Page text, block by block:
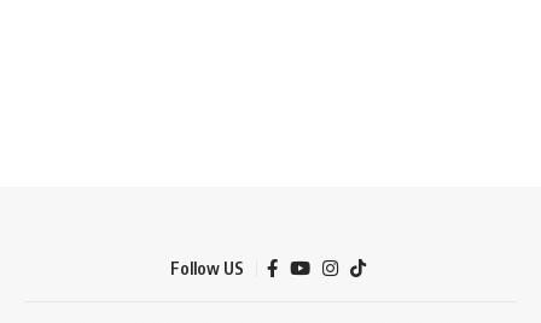
Follow US